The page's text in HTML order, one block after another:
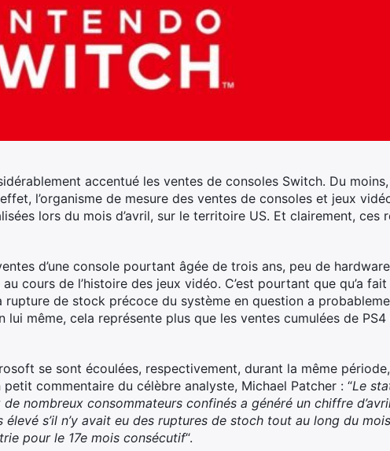
accentué les ventes de consoles Switch. Du
l’organisme de mesure des ventes de consoles et jeux
lors du mois d’avril, sur le territoire US. Et clairement, ces
d’une console pourtant âgée de trois ans, peu de
cours de l’histoire des jeux vidéo. C’est pourtant que qu’a fait
rupture de stock précoce du système en question a
même, cela représente plus que les ventes cumulées de
se sont écoulées, respectivement, durant la même
commentaire du célèbre analyste, Michael Patcher : “Le
nombreux consommateurs confinés a généré un chiffre
s’il n’y avait eu des ruptures de stoch tout au long du
pour le 17e mois consécutif“.